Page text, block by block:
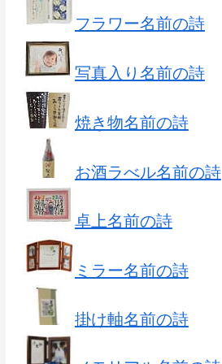
フラワー名前の詩
写真入り名前の詩
焼き物名前の詩
お酒ラべル名前の詩
卓上名前の詩
ミラー名前の詩
掛け軸名前の詩